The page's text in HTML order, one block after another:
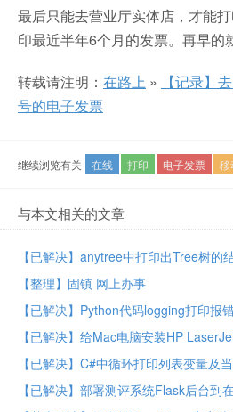
最后只能去营业厅实体店，才能
印最近半年6个月的发票。再早的
转载请注明： 在路上 »
【记录】
号的电子发票
继续浏览有关 在线 打印 电子发票 移
与本文相关的文章
【已解决】anytree中打印出Tree树的
【整理】固镇 网上办事
【已解决】给Mac电脑安装HP
【已解决】C#中循环打印列表变量及
【已解决】部署测评系统Flask后台到